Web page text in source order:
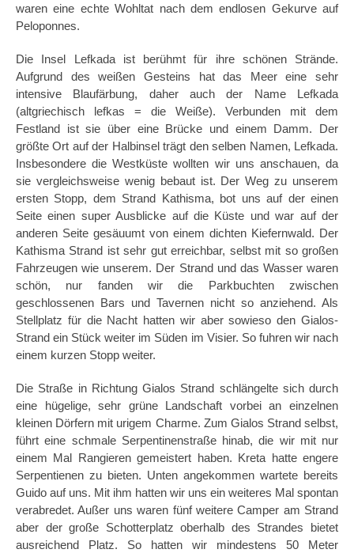
waren eine echte Wohltat nach dem endlosen Gekurve auf
Peloponnes.
Die Insel Lefkada ist berühmt für ihre schönen Strände.
Aufgrund des weißen Gesteins hat das Meer eine sehr
intensive Blaufärbung, daher auch der Name Lefkada
(altgriechisch lefkas = die Weiße). Verbunden mit dem
Festland ist sie über eine Brücke und einem Damm. Der
größte Ort auf der Halbinsel trägt den selben Namen, Lefkada.
Insbesondere die Westküste wollten wir uns anschauen, da
sie vergleichsweise wenig bebaut ist. Der Weg zu unserem
ersten Stopp, dem Strand Kathisma, bot uns auf der einen
Seite einen super Ausblicke auf die Küste und war auf der
anderen Seite gesäuumt von einem dichten Kiefernwald. Der
Kathisma Strand ist sehr gut erreichbar, selbst mit so großen
Fahrzeugen wie unserem. Der Strand und das Wasser waren
schön, nur fanden wir die Parkbuchten zwischen
geschlossenen Bars und Tavernen nicht so anziehend. Als
Stellplatz für die Nacht hatten wir aber sowieso den Gialos-
Strand ein Stück weiter im Süden im Visier. So fuhren wir nach
einem kurzen Stopp weiter.
Die Straße in Richtung Gialos Strand schlängelte sich durch
eine hügelige, sehr grüne Landschaft vorbei an einzelnen
kleinen Dörfern mit urigem Charme. Zum Gialos Strand selbst,
führt eine schmale Serpentinenstraße hinab, die wir mit nur
einem Mal Rangieren gemeistert haben. Kreta hatte engere
Serpentienen zu bieten. Unten angekommen wartete bereits
Guido auf uns. Mit ihm hatten wir uns ein weiteres Mal spontan
verabredet. Außer uns waren fünf weitere Camper am Strand
aber der große Schotterplatz oberhalb des Strandes bietet
ausreichend Platz. So hatten wir mindestens 50 Meter